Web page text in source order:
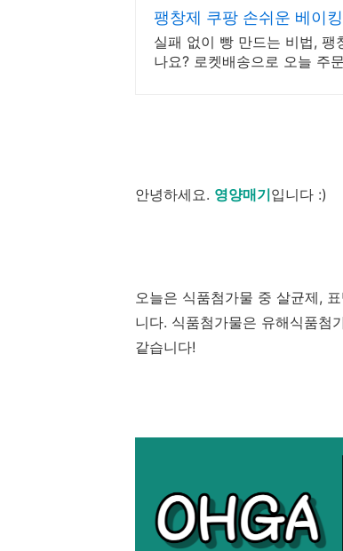
팽창제 쿠팡 손쉬운 베이
실패 없이 빵 만드는 비법, 팽
나요? 로켓배송으로 오늘 주
안녕하세요. 영양매기입니다 :)
오늘은 식품첨가물 중 살균제,
니다. 식품첨가물은 유해식품첨
같습니다!